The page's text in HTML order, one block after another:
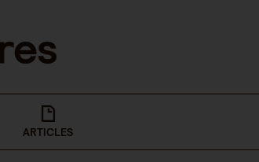
ARTICLES